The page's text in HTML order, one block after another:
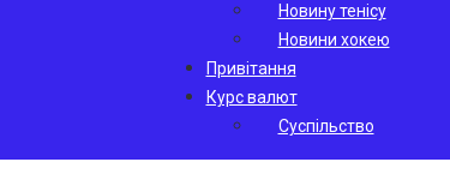
Новину тенісу
Новини хокею
Привітання
Курс валют
Суспільство